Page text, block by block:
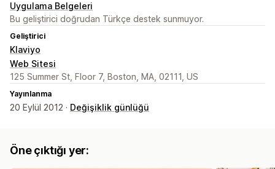
Uygulama Belgeleri
Bu geliştirici doğrudan Türkçe destek sunmuyor.
Geliştirici
Klaviyo
Web Sitesi
125 Summer St, Floor 7, Boston, MA, 02111, US
Yayınlanma
20 Eylül 2012 · Değişiklik günlüğü
Öne çıktığı yer: